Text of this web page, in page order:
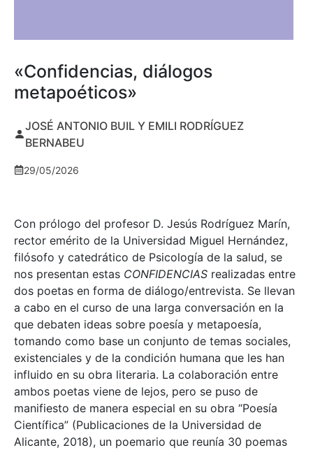
«Confidencias, diálogos
metapoéticos»
JOSÉ ANTONIO BUIL Y EMILI RODRÍGUEZ
BERNABEU
29/05/2026
Con prólogo del profesor D. Jesús Rodríguez Marín,
rector emérito de la Universidad Miguel Hernández,
filósofo y catedrático de Psicología de la salud, se
nos presentan estas CONFIDENCIAS realizadas entre
dos poetas en forma de diálogo/entrevista. Se llevan
a cabo en el curso de una larga conversación en la
que debaten ideas sobre poesía y metapoesía,
tomando como base un conjunto de temas sociales,
existenciales y de la condición humana que les han
influido en su obra literaria. La colaboración entre
ambos poetas viene de lejos, pero se puso de
manifiesto de manera especial en su obra “Poesía
Científica” (Publicaciones de la Universidad de
Alicante, 2018), un poemario que reunía 30 poemas